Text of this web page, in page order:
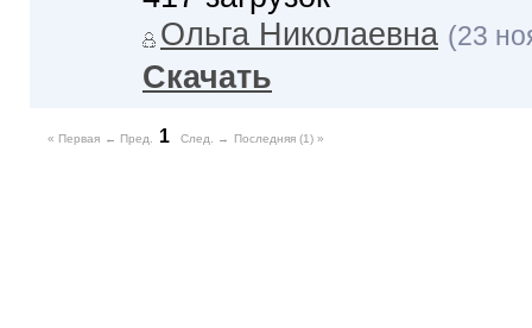
Ольга Николаевна (23
Скачать
« Первая ← Пред. 1 След. → Последняя (1) »